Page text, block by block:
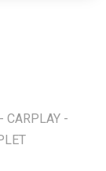
CARPLAY -